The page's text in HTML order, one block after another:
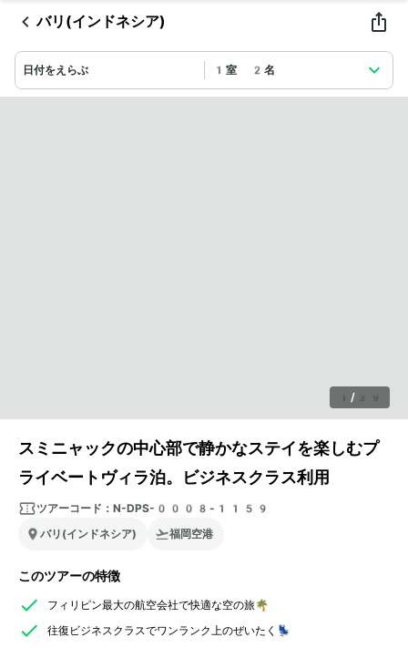
バリ(インドネシア)
日付をえらぶ 1室 2名
1 / 39
スミニャックの中心部で静かなステイを楽しむプ
ライベートヴィラ泊。ビジネスクラス利用
ツアーコード： N-DPS-0008-1159
バリ(インドネシア)
福岡空港
このツアーの特徴
フィリピン最大の航空会社で快適な空の旅🌴
往復ビジネスクラスでワンランク上のぜいたく💺